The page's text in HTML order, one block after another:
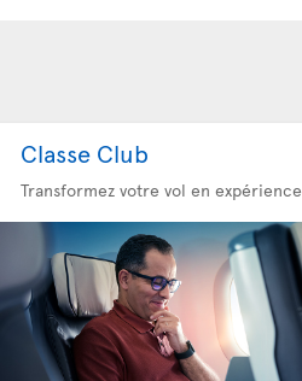
Classe Club
Transformez votre vol en expérience